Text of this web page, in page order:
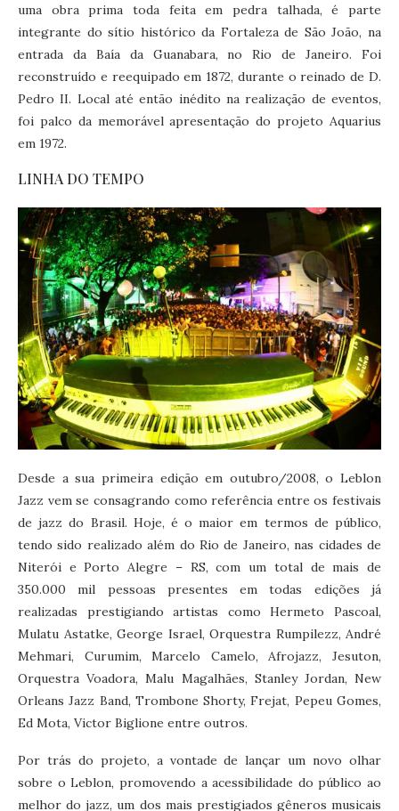
uma obra prima toda feita em pedra talhada, é parte
integrante do sítio histórico da Fortaleza de São João, na
entrada da Baía da Guanabara, no Rio de Janeiro. Foi
reconstruído e reequipado em 1872, durante o reinado de D.
Pedro II. Local até então inédito na realização de eventos,
foi palco da memorável apresentação do projeto Aquarius
em 1972.
LINHA DO TEMPO
Desde a sua primeira edição em outubro/2008, o Leblon
Jazz vem se consagrando como referência entre os festivais
de jazz do Brasil. Hoje, é o maior em termos de público,
tendo sido realizado além do Rio de Janeiro, nas cidades de
Niterói e Porto Alegre – RS, com um total de mais de
350.000 mil pessoas presentes em todas edições já
realizadas prestigiando artistas como Hermeto Pascoal,
Mulatu Astatke, George Israel, Orquestra Rumpilezz, André
Mehmari, Curumim, Marcelo Camelo, Afrojazz, Jesuton,
Orquestra Voadora, Malu Magalhães, Stanley Jordan, New
Orleans Jazz Band, Trombone Shorty, Frejat, Pepeu Gomes,
Ed Mota, Victor Biglione entre outros.
Por trás do projeto, a vontade de lançar um novo olhar
sobre o Leblon, promovendo a acessibilidade do público ao
melhor do jazz, um dos mais prestigiados gêneros musicais